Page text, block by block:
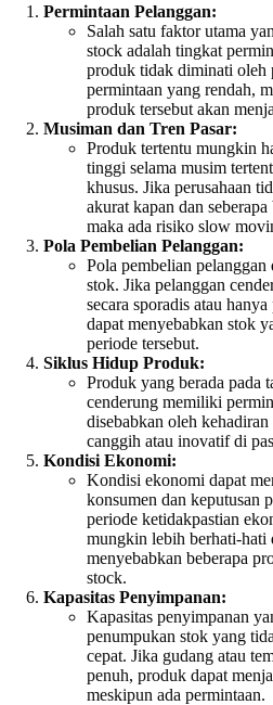
Permintaan Pelanggan:
Salah satu faktor utama
stock adalah tingkat
produk tidak diminati oleh
permintaan yang rendah,
produk tersebut akan
Musiman dan Tren Pasar:
Produk tertentu mungkin
tinggi selama musim
khusus. Jika perusahaan
akurat kapan dan
maka ada risiko slow
Pola Pembelian Pelanggan:
Pola pembelian pelanggan
stok. Jika pelanggan
secara sporadis atau
dapat menyebabkan stok
periode tersebut.
Siklus Hidup Produk:
Produk yang berada pada
cenderung memiliki
disebabkan oleh
canggih atau inovatif di
Kondisi Ekonomi:
Kondisi ekonomi dapat
konsumen dan keputusan
periode ketidakpastian
mungkin lebih berhati-hati
menyebabkan beberapa
stock.
Kapasitas Penyimpanan:
Kapasitas penyimpanan
penumpukan stok yang
cepat. Jika gudang atau
penuh, produk dapat
meskipun ada permintaan.